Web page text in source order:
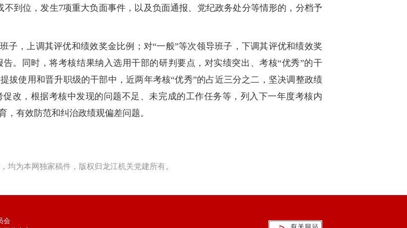
到位，发生7项重大负面事件，以及负面通报、党纪政务处分等情形的，分档予
子，上调其评优和绩效奖金比例；对“一般”等次领导班子，下调其评优和绩效奖
。同时，将考核结果纳入选用干部的研判要点，对实绩突出、考核“优秀”的干
拔使用和晋升职级的干部中，近两年考核“优秀”的占近三分之二，坚决调整政绩
改，根据考核中发现的问题不足、未完成的工作任务等，列入下一年度考核内
有效防范和纠治政绩观偏差问题。
均为本网独家稿件，版权归龙江机关党建所有。
会